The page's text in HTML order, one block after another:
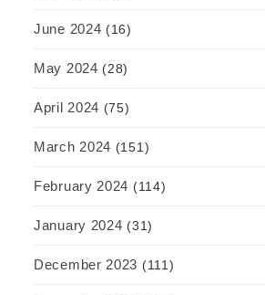
June 2024 (16)
May 2024 (28)
April 2024 (75)
March 2024 (151)
February 2024 (114)
January 2024 (31)
December 2023 (111)